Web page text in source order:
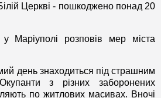
Церкві - пошкоджено понад 20
Маріуполі розповів мер міста
день знаходиться під страшним
з різних заборонених
по житлових масивах. Вночі